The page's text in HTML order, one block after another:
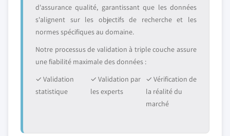
d'assurance qualité, garantissant que les données
s'alignent sur les objectifs de recherche et les
normes spécifiques au domaine.
Notre processus de validation à triple couche assure
une fiabilité maximale des données :
✓ Validation
statistique
✓ Validation par
les experts
✓ Vérification de
la réalité du
marché